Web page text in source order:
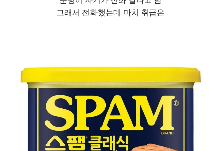
그래서 전화했는데 마치 취급은